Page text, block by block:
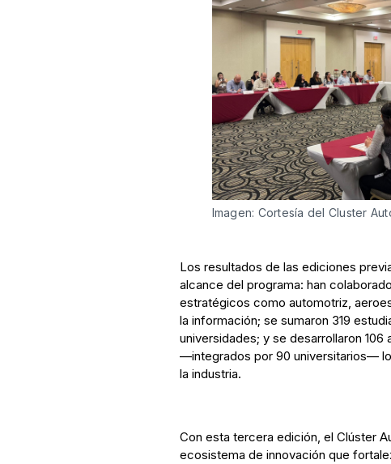
Imagen: Cortesía del Cluster
Los resultados de las ediciones
alcance del programa: han
estratégicos como automotriz,
la información; se sumaron 319
universidades; y se desarrollaron
—integrados por 90 universitarios—
la industria.
Con esta tercera edición, el Clúster
ecosistema de innovación que